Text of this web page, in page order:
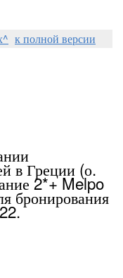
к полной версии
в Греции (о.
2*+ Melpo
бронирования